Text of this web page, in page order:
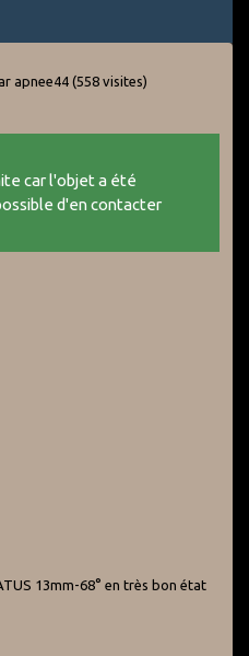
apnee44 (558 visites)
car l'objet a été
d'en contacter
13mm-68° en très bon état